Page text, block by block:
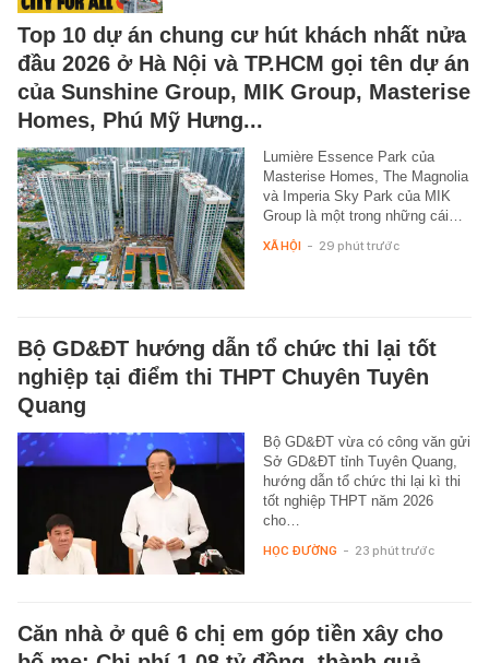
Top 10 dự án chung cư hút khách nhất nửa
đầu 2026 ở Hà Nội và TP.HCM gọi tên dự án
của Sunshine Group, MIK Group, Masterise
Homes, Phú Mỹ Hưng...
Lumière Essence Park của
Masterise Homes, The Magnolia
và Imperia Sky Park của MIK
Group là một trong những cái…
XÃ HỘI - 29 phút trước
Bộ GD&ĐT hướng dẫn tổ chức thi lại tốt
nghiệp tại điểm thi THPT Chuyên Tuyên
Quang
Bộ GD&ĐT vừa có công văn gửi
Sở GD&ĐT tỉnh Tuyên Quang,
hướng dẫn tổ chức thi lại kì thi
tốt nghiệp THPT năm 2026
cho…
HỌC ĐƯỜNG - 23 phút trước
Căn nhà ở quê 6 chị em góp tiền xây cho